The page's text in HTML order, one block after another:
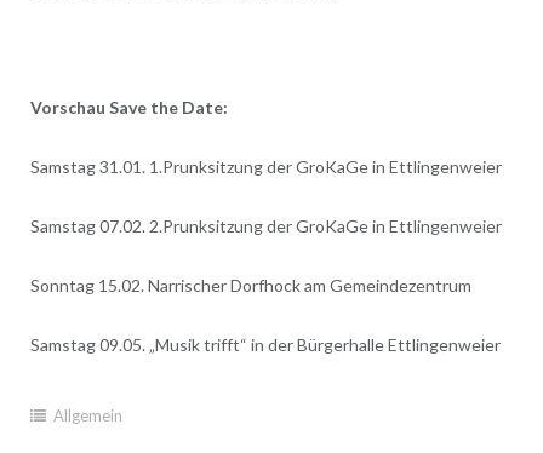
Vorschau Save the Date:
Samstag 31.01. 1.Prunksitzung der GroKaGe in Ettlingenweier
Samstag 07.02. 2.Prunksitzung der GroKaGe in Ettlingenweier
Sonntag 15.02. Narrischer Dorfhock am Gemeindezentrum
Samstag 09.05. „Musik trifft“ in der Bürgerhalle Ettlingenweier
Allgemein